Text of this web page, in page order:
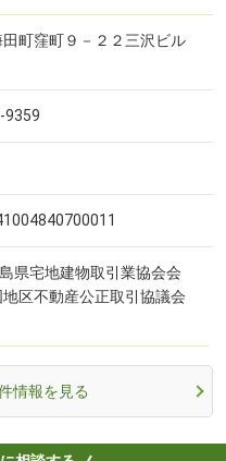
町窪町９－２２三沢ビル
9359
県宅地建物取引業協会会
地区不動産公正取引協議会
情報を見る